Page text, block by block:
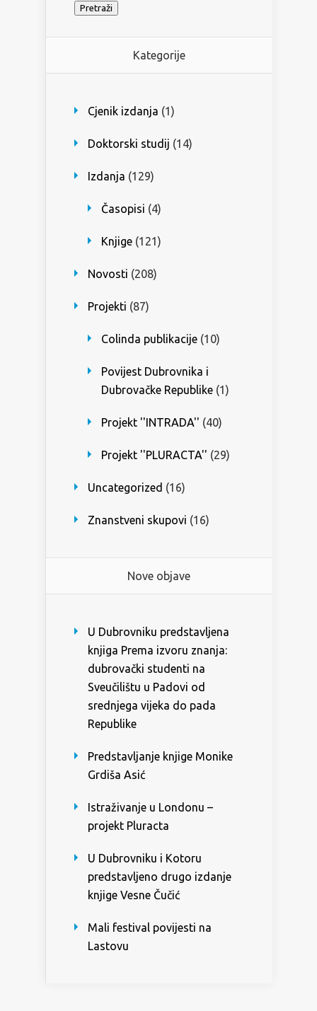
Kategorije
Cjenik izdanja (1)
Doktorski studij (14)
Izdanja (129)
Časopisi (4)
Knjige (121)
Novosti (208)
Projekti (87)
Colinda publikacije (10)
Povijest Dubrovnika i
Dubrovačke Republike (1)
Projekt ''INTRADA'' (40)
Projekt ''PLURACTA'' (29)
Uncategorized (16)
Znanstveni skupovi (16)
Nove objave
U Dubrovniku predstavljena
knjiga Prema izvoru znanja:
dubrovački studenti na
Sveučilištu u Padovi od
srednjega vijeka do pada
Republike
Predstavljanje knjige Monike
Grdiša Asić
Istraživanje u Londonu –
projekt Pluracta
U Dubrovniku i Kotoru
predstavljeno drugo izdanje
knjige Vesne Čučić
Mali festival povijesti na
Lastovu